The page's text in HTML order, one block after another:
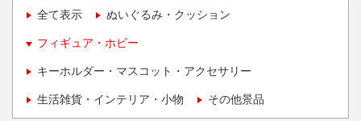
全て表示 ぬいぐるみ・クッション
フィギュア・ホビー
キーホルダー・マスコット・アクセサリー
生活雑貨・インテリア・小物 その他景品